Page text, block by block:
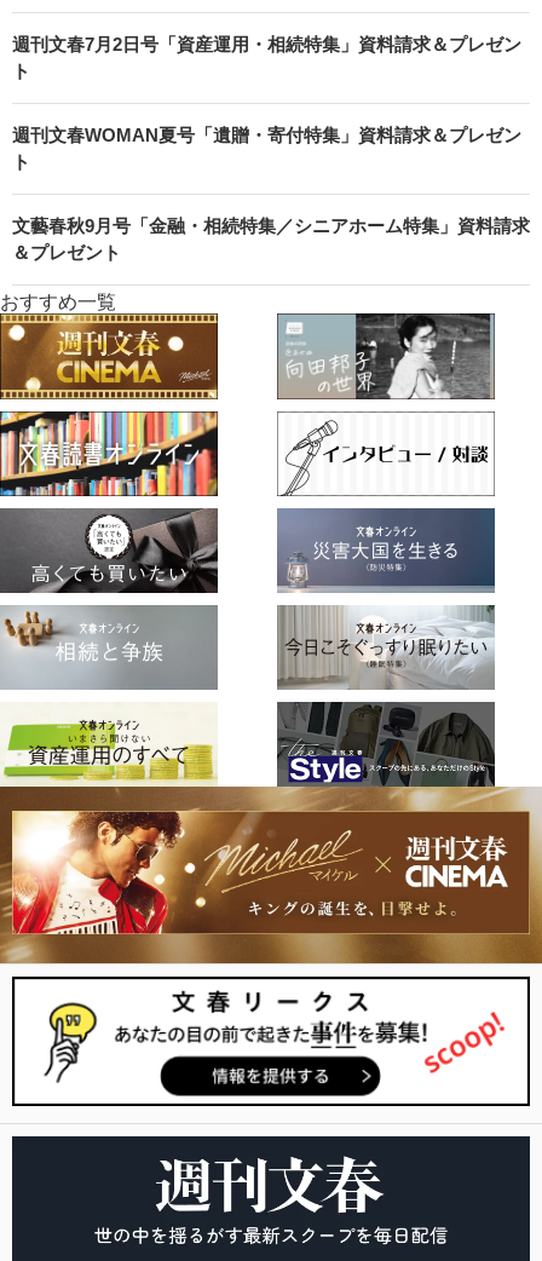
週刊文春7月2日号「資産運用・相続特集」資料請求＆プレゼン
ト
週刊文春WOMAN夏号「遺贈・寄付特集」資料請求＆プレゼン
ト
文藝春秋9月号「金融・相続特集／シニアホーム特集」資料請求
＆プレゼント
おすすめ一覧